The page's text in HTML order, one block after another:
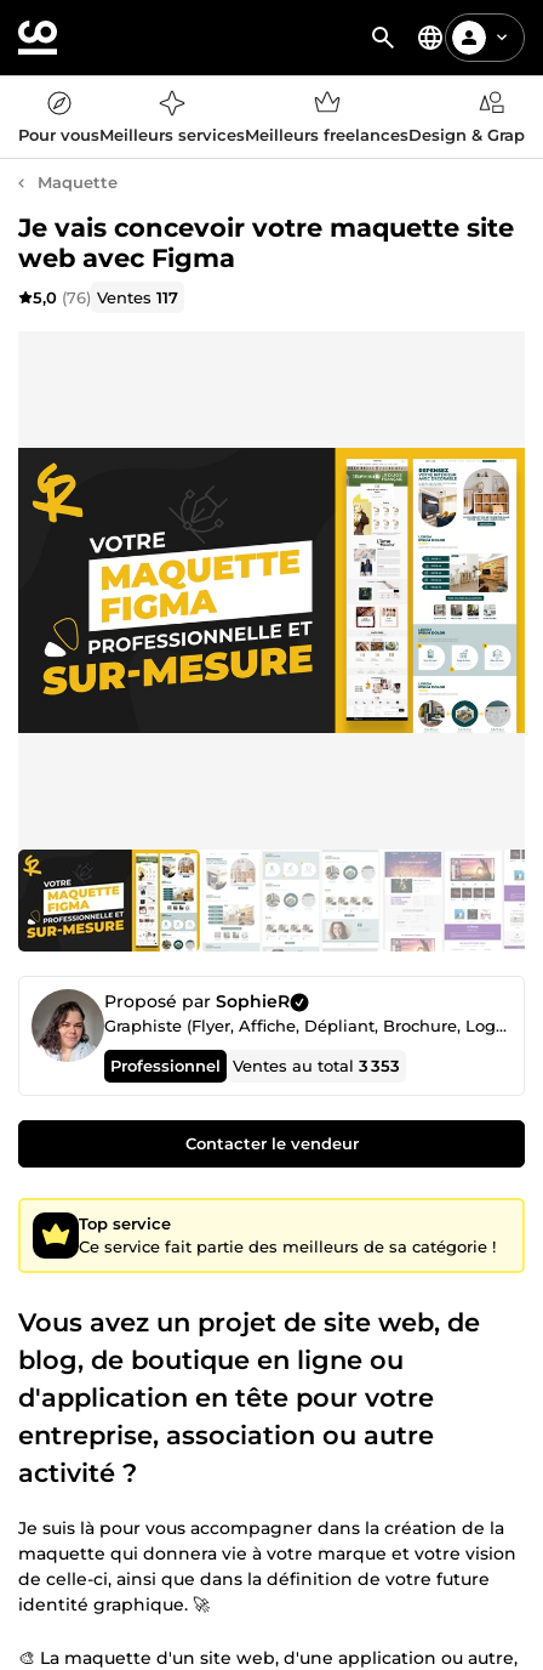
Pour vousMeilleurs servicesMeilleurs freelancesDesign &
Maquette
Je vais concevoir votre maquette site
web avec Figma
5,0 (76) Ventes117
Proposé par SophieR
Graphiste (Flyer, Affiche, Dépliant, Brochure, Logo) / Illustratrice / Webdesigner maquette figma
Professionnel Ventes au total3 353
Contacter le vendeur
Top service
Ce service fait partie des meilleurs de sa catégorie !
Vous avez un projet de site web, de
blog, de boutique en ligne ou
d'application en tête pour votre
entreprise, association ou autre
activité ?
Je suis là pour vous accompagner dans la création de la
maquette qui donnera vie à votre marque et votre vision
de celle-ci, ainsi que dans la définition de votre future
identité graphique. 🚀
🎨 La maquette d'un site web, d'une application ou autre,